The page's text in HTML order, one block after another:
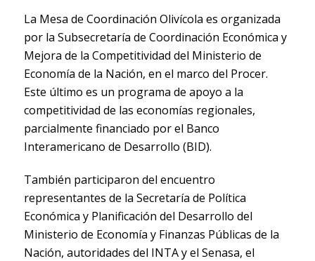
La Mesa de Coordinación Olivícola es organizada
por la Subsecretaría de Coordinación Económica y
Mejora de la Competitividad del Ministerio de
Economía de la Nación, en el marco del Procer.
Este último es un programa de apoyo a la
competitividad de las economías regionales,
parcialmente financiado por el Banco
Interamericano de Desarrollo (BID).
También participaron del encuentro
representantes de la Secretaría de Política
Económica y Planificación del Desarrollo del
Ministerio de Economía y Finanzas Públicas de la
Nación, autoridades del INTA y el Senasa, el